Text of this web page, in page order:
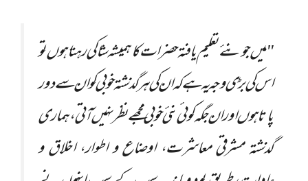
"میں جو نئے تعلیم یافتہ حضرات کا ہمیشہ شاکی رہتا ہوں تو
اس کی بڑی وجہ یہ ہے کہ ان کی ہر گذشتہ خوبی کو ان سے دور
پاتا ہوں اور ان جگہ کوئی نئی خوبی مجھے نظر نہیں آتی، ہماری
گذشتہ مشرقی معاشرت، اوضاع و اطوار، اخلاق و